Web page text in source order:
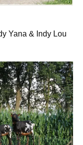
Yana & Indy Lou